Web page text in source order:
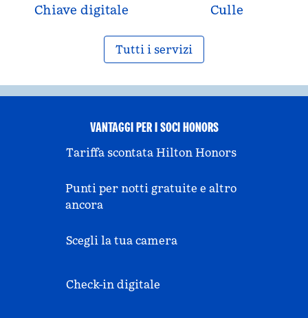
Chiave digitale Culle
Tutti i servizi
VANTAGGI PER I SOCI HONORS
Tariffa scontata Hilton Honors
Punti per notti gratuite e altro
ancora
Scegli la tua camera
Check-in digitale